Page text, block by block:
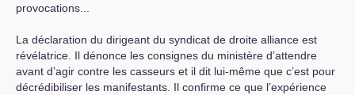
provocations...
La déclaration du dirigeant du syndicat de droite alliance est
révélatrice. Il dénonce les consignes du ministère d’attendre
avant d’agir contre les casseurs et il dit lui-même que c’est pour
décrédibiliser les manifestants. Il confirme ce que l’expérience